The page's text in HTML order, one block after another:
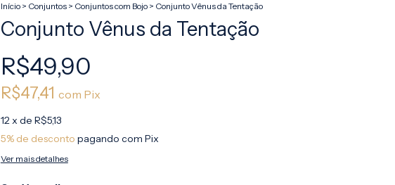
Início > Conjuntos > Conjuntos com Bojo > Conjunto Vênus da Tentação
Conjunto Vênus da Tentação
R$49,90
R$47,41 com Pix
12x de R$5,13
5% de desconto pagando com Pix
Ver mais detalhes